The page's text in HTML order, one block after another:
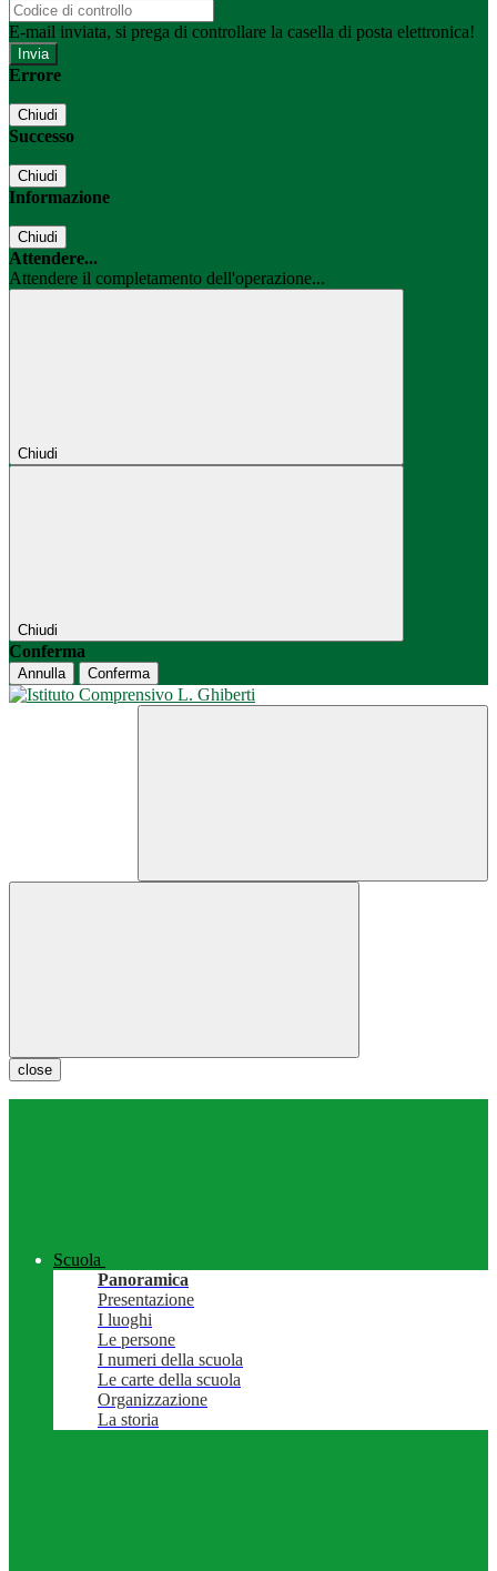
E-mail inviata, si prega di controllare la casella di posta elettronica!
Errore
Chiudi
Successo
Chiudi
Informazione
Chiudi
Attendere...
Attendere il completamento dell'operazione...
Chiudi
Chiudi
Conferma
Annulla Conferma
close
Scuola
Panoramica
Presentazione
I luoghi
Le persone
I numeri della scuola
Le carte della scuola
Organizzazione
La storia